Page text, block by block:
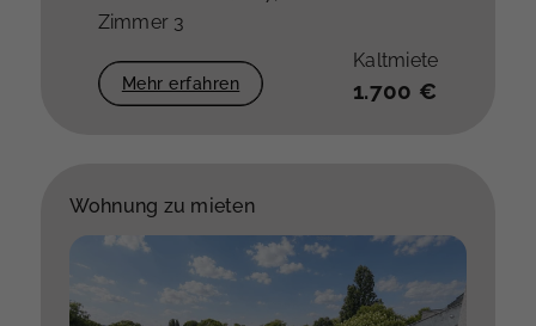
Zimmer 3
Mehr erfahren
Kaltmiete
1.700 €
Wohnung zu mieten